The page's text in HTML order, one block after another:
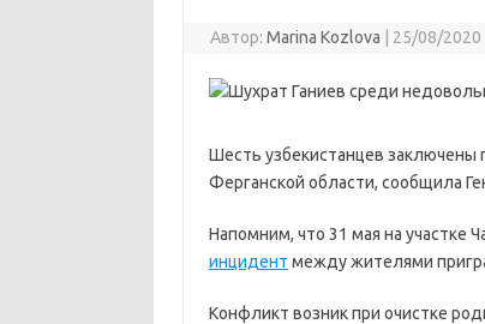
Автор: Marina Kozlova 25/08/2020
Шесть узбекистанцев заключены
Ферганской области, сообщила
Напомним, что 31 мая на участке
инцидент между жителями
Конфликт возник при очистке